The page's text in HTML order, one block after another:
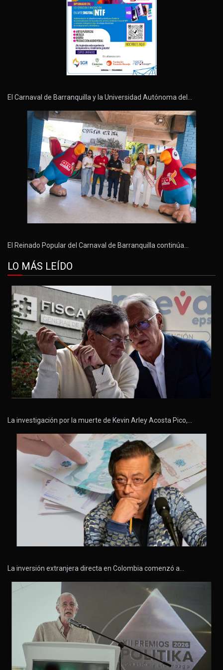
El Carnaval de Barranquilla y la Universidad Autónoma del…
El Reinado Popular del Carnaval de Barranquilla continúa…
LO MÁS LEÍDO
La investigación por la muerte de Kevin Arley Acosta Pico,…
La inversión extranjera directa en Colombia comenzó a…